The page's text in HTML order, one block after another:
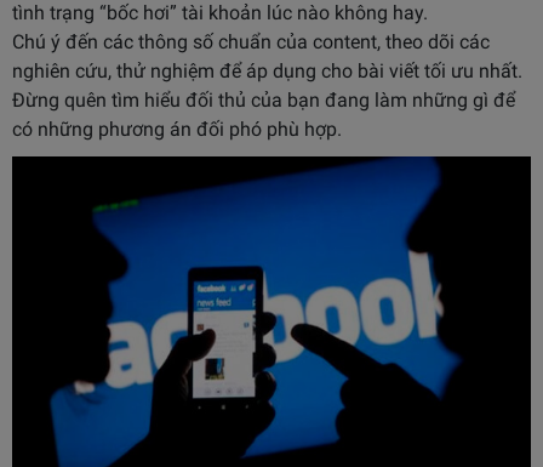
tình trạng “bốc hơi” tài khoản lúc nào không hay.
Chú ý đến các thông số chuẩn của content, theo dõi các
nghiên cứu, thử nghiệm để áp dụng cho bài viết tối ưu nhất.
Đừng quên tìm hiểu đối thủ của bạn đang làm những gì để
có những phương án đối phó phù hợp.